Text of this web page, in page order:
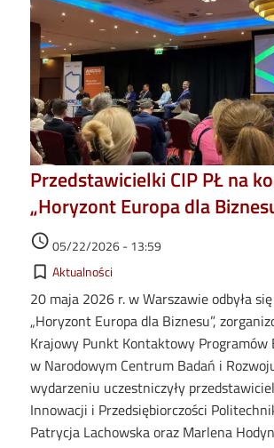
Przedstawicielki CIP PŁ na
„Horyzont Europa dla
access_time 05/22/2026 - 13:59
bookmark_border Kategorie
Aktualności
20 maja 2026 r. w Warszawie odbyła
„Horyzont Europa dla Biznesu”,
Krajowy Punkt Kontaktowy Programów
w Narodowym Centrum Badań i
wydarzeniu uczestniczyły
Innowacji i Przedsiębiorczości
Patrycja Lachowska oraz Marlena